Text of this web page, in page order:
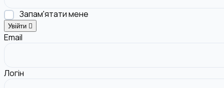
Запам'ятати мене
Увійти
Email
Логін